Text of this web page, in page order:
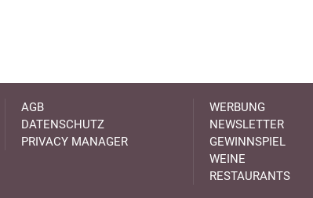
AGB
DATENSCHUTZ
PRIVACY MANAGER
WERBUNG
NEWSLETTER
GEWINNSPIEL
WEINE
RESTAURANTS